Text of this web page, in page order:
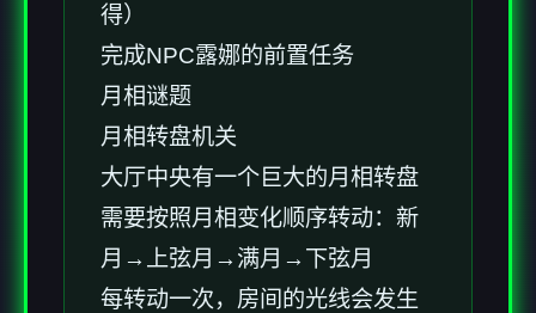
得）
完成NPC露娜的前置任务
月相谜题
月相转盘机关
大厅中央有一个巨大的月相转盘
需要按照月相变化顺序转动：新
月→上弦月→满月→下弦月
每转动一次，房间的光线会发生